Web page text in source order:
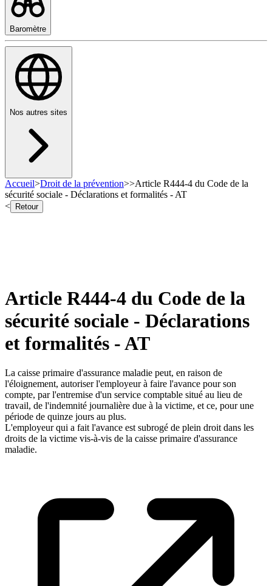
Baromètre
Nos autres sites
Accueil>Droit de la prévention>>Article R444-4 du Code de la
sécurité sociale - Déclarations et formalités - AT
<
Retour
Article R444-4 du Code de la
sécurité sociale - Déclarations
et formalités - AT
La caisse primaire d'assurance maladie peut, en raison de
l'éloignement, autoriser l'employeur à faire l'avance pour son
compte, par l'entremise d'un service comptable situé au lieu de
travail, de l'indemnité journalière due à la victime, et ce, pour une
période de quinze jours au plus.
L'employeur qui a fait l'avance est subrogé de plein droit dans les
droits de la victime vis-à-vis de la caisse primaire d'assurance
maladie.